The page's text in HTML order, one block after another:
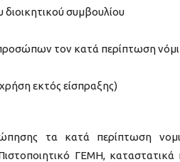
διοικητικού συμβουλίου
προσώπων τον κατά περίπτωση
εκτός είσπραξης)
τα κατά περίπτωση
ΓΕΜΗ,